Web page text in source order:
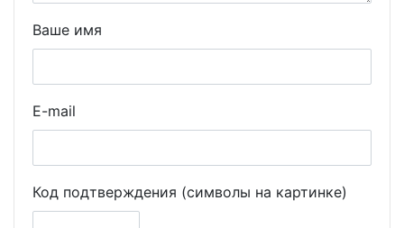
Ваше имя
E-mail
Код подтверждения (символы на картинке)